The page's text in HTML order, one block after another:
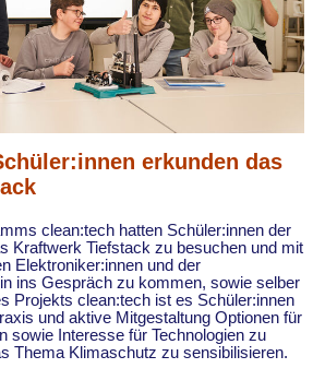
erkunden das
clean:tech hatten Schüler:innen der
Kraftwerk Tiefstack zu besuchen und mit
Elektroniker:innen und der
ins Gespräch zu kommen, sowie selber
Projekts clean:tech ist es Schüler:innen
und aktive Mitgestaltung Optionen für
sowie Interesse für Technologien zu
Thema Klimaschutz zu sensibilisieren.